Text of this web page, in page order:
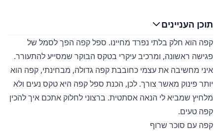
קפה הוא חלק בלתי נפרד מחיינו. ספל קפה הפך לסמל של
פגישה ראשונה, ומרכיב עיקרי בטקס הבוקר שמסייע להתעורר.
איני מחשיבה את עצמי כחובבת קפה גדולה, מבחינתי, קפה הוא
יותר פינוק מאשר צורך. לכן, הכנת ספל קפה היא טקס נעים ולא
מלחיץ שמביא לי הנאה אסתטית. ברצוני לחלוק אתכם איך להכין
קפה טעים.
קפה עם סוכר שרוף
תוכן העניינים